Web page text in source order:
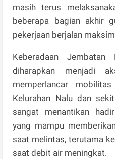
masih terus
beberapa bagian akhir
pekerjaan berjalan
Keberadaan Jembatan
diharapkan menjadi
memperlancar
Kelurahan Nalu dan
sangat menantikan
yang mampu
saat melintas, terutama
saat debit air meningkat.